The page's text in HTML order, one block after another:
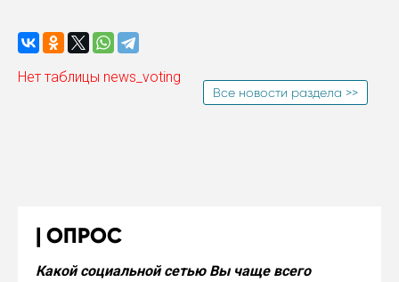
Нет таблицы news_voting
Все новости раздела >>
ОПРОС
Какой социальной сетью Вы чаще всего